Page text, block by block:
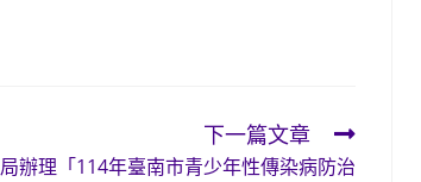
下一篇文章
辦理「114年臺南市青少年性傳染病防治